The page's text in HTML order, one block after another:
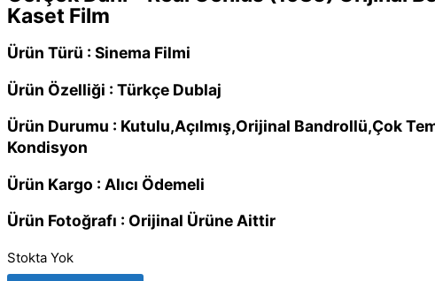
Kaset Film
Ürün Türü : Sinema Filmi
Ürün Özelliği : Türkçe Dublaj
Ürün Durumu : Kutulu,Açılmış,Orijinal Bandrollü,Çok
Kondisyon
Ürün Kargo : Alıcı Ödemeli
Ürün Fotoğrafı : Orijinal Ürüne Aittir
Stokta Yok